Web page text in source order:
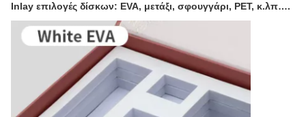
Inlay επιλογές δίσκων: EVA, μετάξι, σφουγγάρι, PET, κ.λπ….